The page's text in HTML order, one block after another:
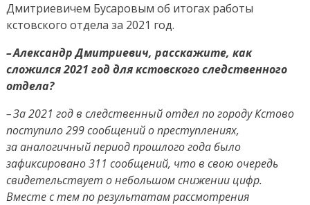
Дмитриевичем Бусаровым об итогах работы
кстовского отдела за 2021 год.
– Александр Дмитриевич, расскажите, как
сложился 2021 год для кстовского следственного
отдела?
– За 2021 год в следственный отдел по городу Кстово
поступило 299 сообщений о преступлениях,
за аналогичный период прошлого года было
зафиксировано 311 сообщений, что в свою очередь
свидетельствует о небольшом снижении цифр.
Вместе с тем по результатам рассмотрения